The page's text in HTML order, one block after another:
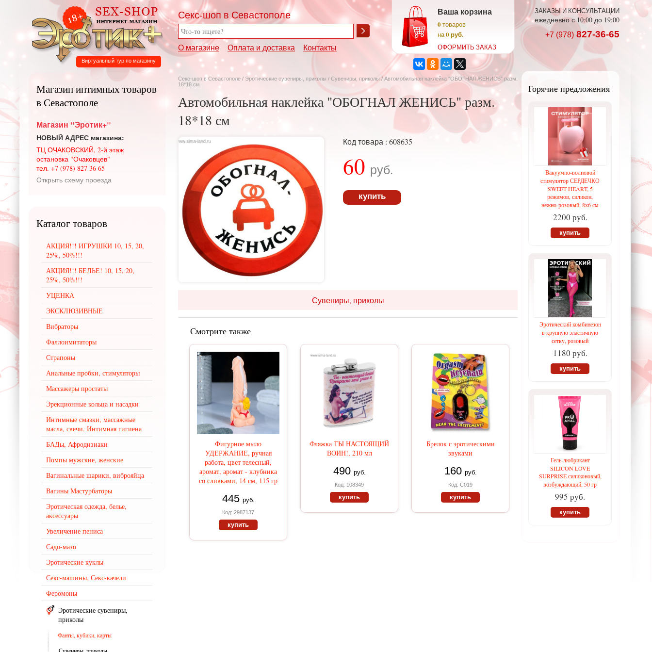
Секс-шоп в Севастополе
О магазине Оплата и доставка Контакты
Ваша корзина
0товаров
на0 руб.
ОФОРМИТЬ ЗАКАЗ
ЗАКАЗЫ И КОНСУЛЬТАЦИИ
ежедневно с 10:00 до 19:00
+7 (978) 827-36-65
Виртуальный тур по магазину
Секс-шоп в Севастополе / Эротические сувениры, приколы / Сувениры, приколы / Автомобильная наклейка "ОБОГНАЛ ЖЕНИСЬ" разм.
18*18 см
Автомобильная наклейка "ОБОГНАЛ ЖЕНИСЬ" разм.
18*18 см
Код товара : 608635
60 руб.
купить
Сувениры, приколы
Смотрите также
Фигурное мыло
УДЕРЖАНИЕ, ручная
работа, цвет телесный,
аромат, аромат - клубника
со сливками, 14 см, 115 гр
445 руб.
Код: 2987137
купить
Фляжка ТЫ НАСТОЯЩИЙ
ВОИН!, 210 мл
490 руб.
Код: 108349
купить
Брелок с эротическими
звуками
160 руб.
Код: С019
купить
Горячие предложения
Вакуумно-волновой
стимулятор СЕРДЕЧКО
SWEET HEART, 5
режимов, силикон,
нежно-розовый, 8х6 см
2200 руб.
купить
Эротический комбинезон
в крупную эластичную
сетку, розовый
1180 руб.
купить
Гель-любрикант
SILICON LOVE
SURPRISE силиконовый,
возбуждающий, 50 гр
995 руб.
купить
Магазин интимных товаров
в Севастополе
Магазин "Эротик+"
НОВЫЙ АДРЕС магазина:
ТЦ ОЧАКОВСКИЙ, 2-й этаж
остановка "Очаковцев"
тел. +7 (978) 827 36 65
Открыть схему проезда
Каталог товаров
АКЦИЯ!!! ИГРУШКИ 10, 15, 20,
25%, 50%!!!
АКЦИЯ!!! БЕЛЬЕ! 10, 15, 20,
25%, 50%!!!
УЦЕНКА
ЭКСКЛЮЗИВНЫЕ
Вибраторы
Фаллоимитаторы
Страпоны
Анальные пробки, стимуляторы
Массажеры простаты
Эрекционные кольца и насадки
Интимные смазки, массажные
масла, свечи. Интимная гигиена
БАДы, Афродизиаки
Помпы мужские, женские
Вагинальные шарики, виброяйца
Вагины Мастурбаторы
Эротическая одежда, белье,
аксессуары
Увеличение пениса
Садо-мазо
Эротические куклы
Секс-машины, Секс-качели
Феромоны
Эротические сувениры,
приколы
Фанты, кубики, карты